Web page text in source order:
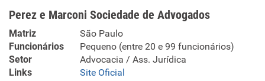
Perez e Marconi Sociedade de Advogados
Matriz
São Paulo
Funcionários
Pequeno (entre 20 e 99 funcionários)
Setor
Advocacia / Ass. Jurídica
Links
Site Oficial